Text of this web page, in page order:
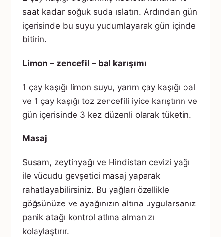
saat kadar soğuk suda ıslatın. Ardından gün
içerisinde bu suyu yudumlayarak gün içinde
bitirin.
Limon – zencefil – bal karışımı
1 çay kaşığı limon suyu, yarım çay kaşığı bal
ve 1 çay kaşığı toz zencefili iyice karıştırın ve
gün içerisinde 3 kez düzenli olarak tüketin.
Masaj
Susam, zeytinyağı ve Hindistan cevizi yağı
ile vücudu gevşetici masaj yaparak
rahatlayabilirsiniz. Bu yağları özellikle
göğsünüze ve ayağınızın altına uygularsanız
panik atağı kontrol atlına almanızı
kolaylaştırır.